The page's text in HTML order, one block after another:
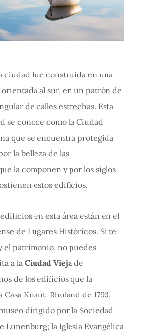
ciudad fue construida en una
al sur, en un patrón de
de calles estrechas. Esta
se conoce como la Ciudad
que se encuentra protegida
la belleza de las
la componen y por los siglos
estos edificios.
en esta área están en el
de Lugares Históricos. Si te
el patrimonio, no puedes
a la Ciudad Viejade
de los edificios que la
Casa Knaut-Rhuland de 1793,
dirigido por la Sociedad
Lunenburg; la Iglesia Evangélica